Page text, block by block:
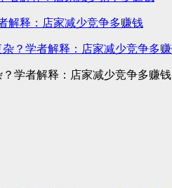
解释：店家减少竞争多赚钱
？学者解释：店家减少竞争多赚钱